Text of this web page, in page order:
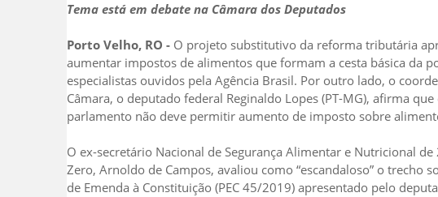
Tema está em debate na Câmara dos Deputados
Porto Velho, RO - O projeto substitutivo da reforma tributária
aumentar impostos de alimentos que formam a cesta básica da
especialistas ouvidos pela Agência Brasil. Por outro lado, o
Câmara, o deputado federal Reginaldo Lopes (PT-MG), afirma
parlamento não deve permitir aumento de imposto sobre
O ex-secretário Nacional de Segurança Alimentar e Nutricional
Zero, Arnoldo de Campos, avaliou como “escandaloso” o trecho
de Emenda à Constituição (PEC 45/2019) apresentado pelo